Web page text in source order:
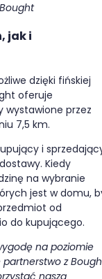
jak i
dzięki fińskiej
oferuje
wystawione przez
7,5 km.
i
Kiedy
na wybranie
jest w domu,
od
do kupującego.
na poziomie
partnerstwo z